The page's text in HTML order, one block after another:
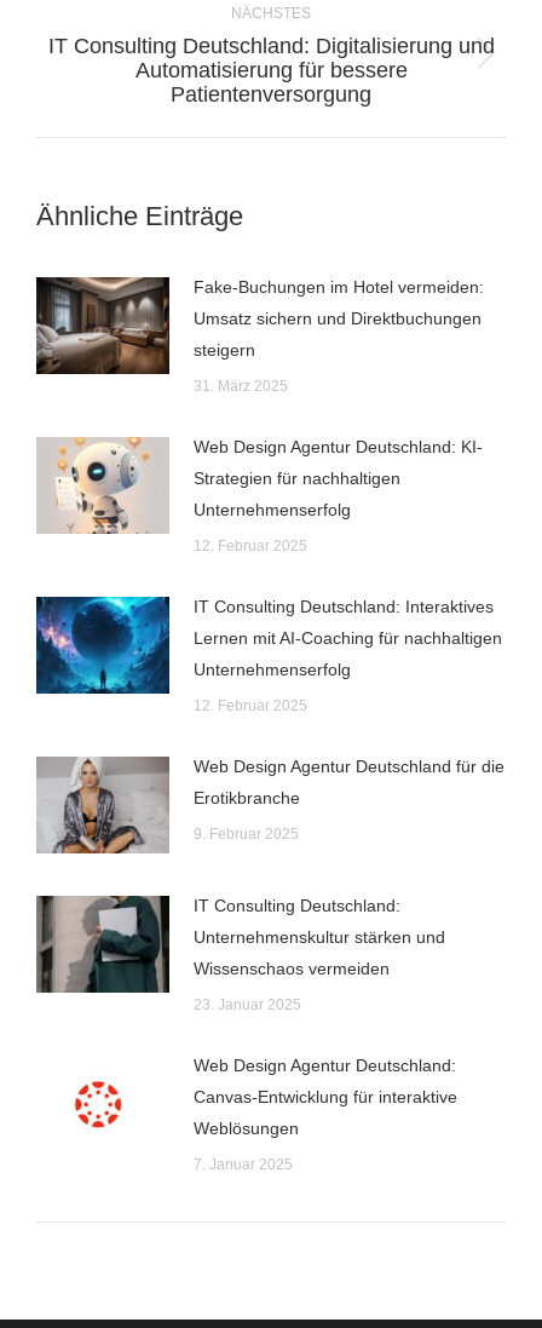
NÄCHSTES
Nächster
Beitrag:
IT Consulting Deutschland: Digitalisierung und
Automatisierung für bessere
Patientenversorgung
Ähnliche Einträge
Fake-Buchungen im Hotel vermeiden:
Umsatz sichern und Direktbuchungen
steigern
31. März 2025
Web Design Agentur Deutschland: KI-
Strategien für nachhaltigen
Unternehmenserfolg
12. Februar 2025
IT Consulting Deutschland: Interaktives
Lernen mit AI-Coaching für nachhaltigen
Unternehmenserfolg
12. Februar 2025
Web Design Agentur Deutschland für die
Erotikbranche
9. Februar 2025
IT Consulting Deutschland:
Unternehmenskultur stärken und
Wissenschaos vermeiden
23. Januar 2025
Web Design Agentur Deutschland:
Canvas-Entwicklung für interaktive
Weblösungen
7. Januar 2025